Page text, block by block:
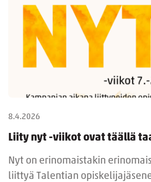
8.4.2026
Liity nyt -viikot ovat täällä
Nyt on erinomaistakin
liittyä Talentian